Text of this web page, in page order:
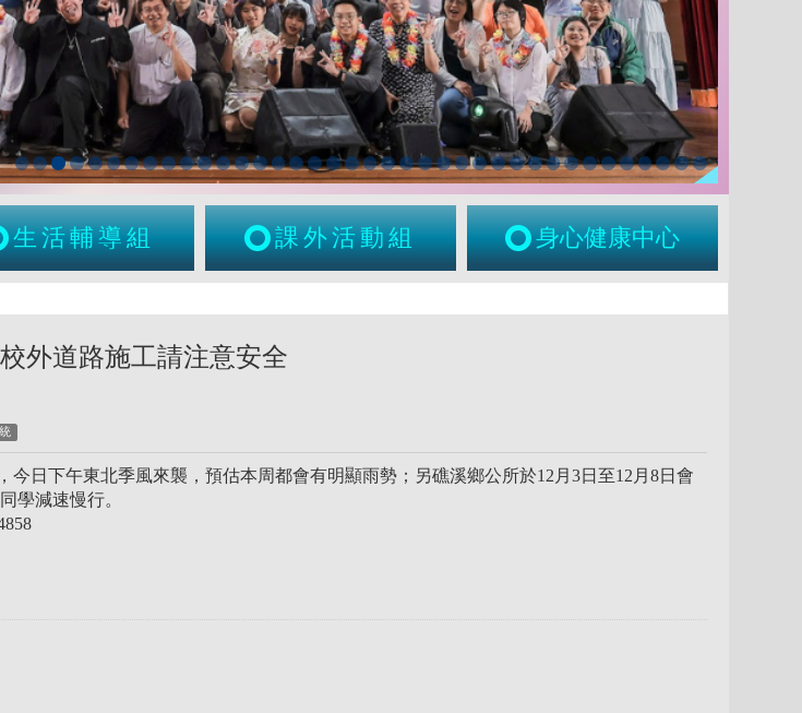
生活輔導組 課外活動組 身心健康中心
外道路施工請注意安全
今日下午東北季風來襲，預估本周都會有明顯雨勢；另礁溪鄉公所於12月3日至12月8日會
學減速慢行。